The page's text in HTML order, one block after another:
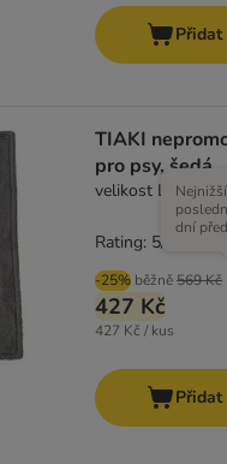
Přidat
TIAKI
pro psy, šedá
velikost L: D 127
-25% běžně569 Kč
dní
427 Kč
427 Kč / kus
Rating: 5/5
Přidat